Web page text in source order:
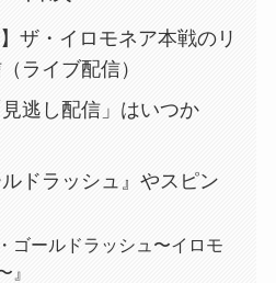
ザ・イロモネア本戦のリ
ライブ配信）
逃し配信」はいつか
ドラッシュ』やスピン
ゴールドラッシュ〜イロモ
』